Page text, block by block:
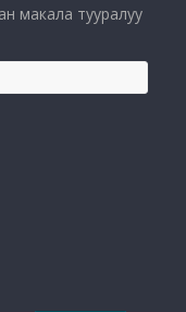
макала тууралуу